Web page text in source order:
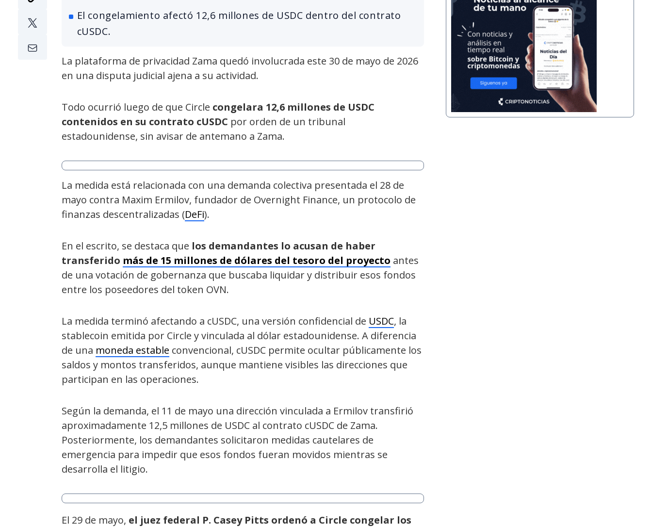
El congelamiento afectó 12,6 millones de USDC dentro del contrato
cUSDC.
La plataforma de privacidad Zama quedó involucrada este 30 de mayo de 2026
en una disputa judicial ajena a su actividad.
Todo ocurrió luego de que Circle congelara 12,6 millones de USDC
contenidos en su contrato cUSDC por orden de un tribunal
estadounidense, sin avisar de antemano a Zama.
La medida está relacionada con una demanda colectiva presentada el 28 de
mayo contra Maxim Ermilov, fundador de Overnight Finance, un protocolo de
finanzas descentralizadas (DeFi).
En el escrito, se destaca que los demandantes lo acusan de haber
transferido más de 15 millones de dólares del tesoro del proyecto antes
de una votación de gobernanza que buscaba liquidar y distribuir esos fondos
entre los poseedores del token OVN.
La medida terminó afectando a cUSDC, una versión confidencial de USDC, la
stablecoin emitida por Circle y vinculada al dólar estadounidense. A diferencia
de una moneda estable convencional, cUSDC permite ocultar públicamente los
saldos y montos transferidos, aunque mantiene visibles las direcciones que
participan en las operaciones.
Según la demanda, el 11 de mayo una dirección vinculada a Ermilov transfirió
aproximadamente 12,5 millones de USDC al contrato cUSDC de Zama.
Posteriormente, los demandantes solicitaron medidas cautelares de
emergencia para impedir que esos fondos fueran movidos mientras se
desarrolla el litigio.
El 29 de mayo, el juez federal P. Casey Pitts ordenó a Circle congelar los